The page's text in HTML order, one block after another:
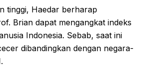
tinggi, Haedar berharap
Brian dapat mengangkat indeks
Indonesia. Sebab, saat ini
dibandingkan dengan negara-